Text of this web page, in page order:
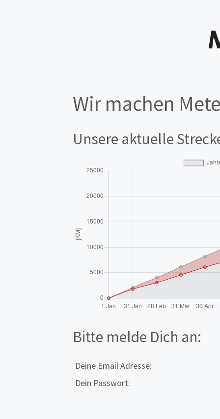
Wir machen
Unsere aktuelle
Bitte melde Dich an:
Deine Email Adresse:
Dein Passwort: